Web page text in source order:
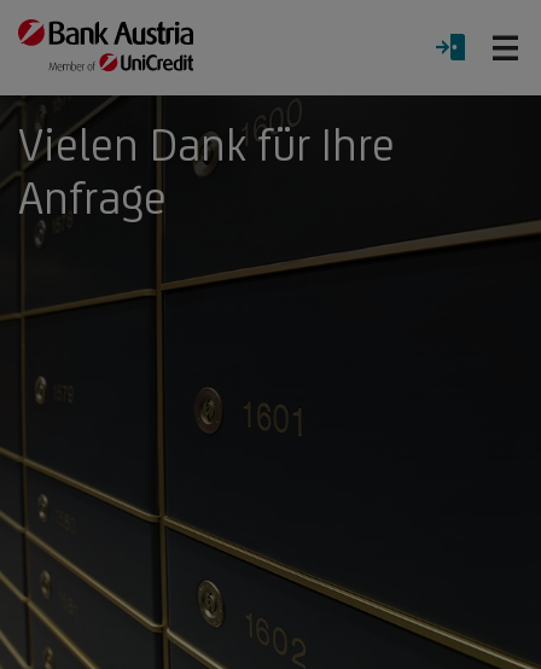
LOGIN
Vielen Dank für Ihre
Anfrage